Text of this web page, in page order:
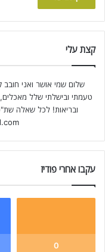
קצת עלי
שלום שמי אושר ואני חובב
טעמתי ובישלתי שלל
ובריאות! לכל שאלה
עקבו אחרי פודיז
0